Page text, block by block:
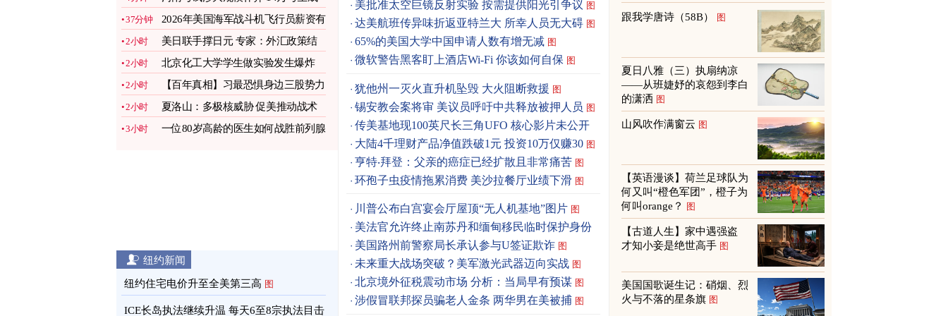
绩全作废
37分钟
2026年美国海军战斗机飞行员薪资有
多少 图
2小时
美日联手撑日元 专家：外汇政策结
合地缘政治 图
2小时
北京化工大学学生做实验发生爆炸
手指被炸断 图
2小时 【百年真相】习最恐惧身边三股势力
2小时
夏洛山：多极核威胁 促美推动战术
核武现代化 图
3小时
一位80岁高龄的医生如何战胜前列腺
纽约新闻
纽约住宅电价升至全美第三高 图
ICE长岛执法继续升温 每天6至8宗执法目击
美批准太空巨镜反射实验 按需提供阳光引争议 图
达美航班传异味折返亚特兰大 所幸人员无大碍 图
65%的美国大学中国申请人数有增无减 图
微软警告黑客盯上酒店Wi-Fi 你该如何自保 图
犹他州一灭火直升机坠毁 大火阻断救援 图
锡安教会案将审 美议员呼吁中共释放被押人员 图
传美基地现100英尺长三角UFO 核心影片未公开
图
大陆4千理财产品净值跌破1元 投资10万仅赚30 图
亨特‧拜登：父亲的癌症已经扩散且非常痛苦 图
环孢子虫疫情拖累消费 美沙拉餐厅业绩下滑 图
川普公布白宫宴会厅屋顶“无人机基地”图片 图
美法官允许终止南苏丹和缅甸移民临时保护身份
图
美国路州前警察局长承认参与U签证欺诈 图
未来重大战场突破？美军激光武器迈向实战 图
北京境外征税震动市场 分析：当局早有预谋 图
涉假冒联邦探员骗老人金条 两华男在美被捕 图
跟我学唐诗（58B） 图
夏日八雅（三）执扇纳凉
——从班婕妤的哀怨到李白
的潇洒 图
山风吹作满窗云 图
【英语漫谈】荷兰足球队为
何又叫“橙色军团”，橙子为
何叫orange？
图
【古道人生】家中遇强盗
才知小妾是绝世高手 图
美国国歌诞生记：硝烟、烈
火与不落的星条旗 图